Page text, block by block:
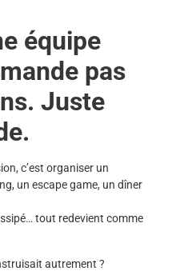
équipe
pas
Juste
c’est organiser un
un escape game, un dîner
tout redevient comme
autrement ?